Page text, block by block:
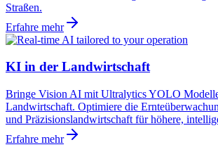
Straßen.
Erfahre mehr
KI in der Landwirtschaft
Bringe Vision AI mit Ultralytics YOLO
Landwirtschaft. Optimiere die
und Präzisionslandwirtschaft für höhere,
Erfahre mehr